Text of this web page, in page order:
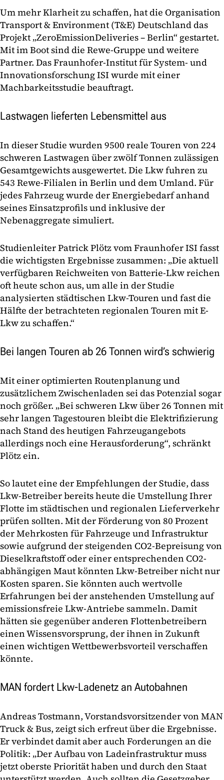
Um mehr Klarheit zu schaffen, hat die Organisation
Transport & Environment (T&E) Deutschland das
Projekt „ZeroEmissionDeliveries – Berlin“ gestartet.
Mit im Boot sind die Rewe-Gruppe und weitere
Partner. Das Fraunhofer-Institut für System- und
Innovationsforschung ISI wurde mit einer
Machbarkeitsstudie beauftragt.
Lastwagen lieferten Lebensmittel aus
In dieser Studie wurden 9500 reale Touren von 224
schweren Lastwagen über zwölf Tonnen zulässigen
Gesamtgewichts ausgewertet. Die Lkw fuhren zu
543 Rewe-Filialen in Berlin und dem Umland. Für
jedes Fahrzeug wurde der Energiebedarf anhand
seines Einsatzprofils und inklusive der
Nebenaggregate simuliert.
Studienleiter Patrick Plötz vom Fraunhofer ISI fasst
die wichtigsten Ergebnisse zusammen: „Die aktuell
verfügbaren Reichweiten von Batterie-Lkw reichen
oft heute schon aus, um alle in der Studie
analysierten städtischen Lkw-Touren und fast die
Hälfte der betrachteten regionalen Touren mit E-
Lkw zu schaffen.“
Bei langen Touren ab 26 Tonnen wird’s schwierig
Mit einer optimierten Routenplanung und
zusätzlichem Zwischenladen sei das Potenzial sogar
noch größer. „Bei schweren Lkw über 26 Tonnen mit
sehr langen Tagestouren bleibt die Elektrifizierung
nach Stand des heutigen Fahrzeugangebots
allerdings noch eine Herausforderung“, schränkt
Plötz ein.
So lautet eine der Empfehlungen der Studie, dass
Lkw-Betreiber bereits heute die Umstellung Ihrer
Flotte im städtischen und regionalen Lieferverkehr
prüfen sollten. Mit der Förderung von 80 Prozent
der Mehrkosten für Fahrzeuge und Infrastruktur
sowie aufgrund der steigenden CO2-Bepreisung von
Dieselkraftstoff oder einer entsprechenden CO2-
abhängigen Maut könnten Lkw-Betreiber nicht nur
Kosten sparen. Sie könnten auch wertvolle
Erfahrungen bei der anstehenden Umstellung auf
emissionsfreie Lkw-Antriebe sammeln. Damit
hätten sie gegenüber anderen Flottenbetreibern
einen Wissensvorsprung, der ihnen in Zukunft
einen wichtigen Wettbewerbsvorteil verschaffen
könnte.
MAN fordert Lkw-Ladenetz an Autobahnen
Andreas Tostmann, Vorstandsvorsitzender von MAN
Truck & Bus, zeigt sich erfreut über die Ergebnisse.
Er verbindet damit aber auch Forderungen an die
Politik: „Der Aufbau von Ladeinfrastruktur muss
jetzt oberste Priorität haben und durch den Staat